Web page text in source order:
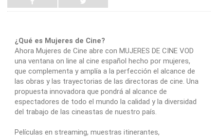
¿Qué es Mujeres de Cine?
Ahora Mujeres de Cine abre con MUJERES DE CINE VOD
una ventana on line al cine español hecho por mujeres,
que complementa y amplía a la perfección el alcance de
las obras y las trayectorias de las directoras de cine. Una
propuesta innovadora que pondrá al alcance de
espectadores de todo el mundo la calidad y la diversidad
del trabajo de las cineastas de nuestro país.
Películas en streaming, muestras itinerantes,